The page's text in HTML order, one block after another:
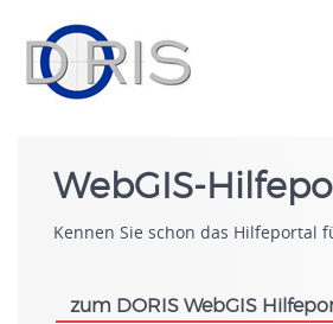
WebGIS-
Kennen Sie schon das Hilfeportal
zum DORIS WebGIS